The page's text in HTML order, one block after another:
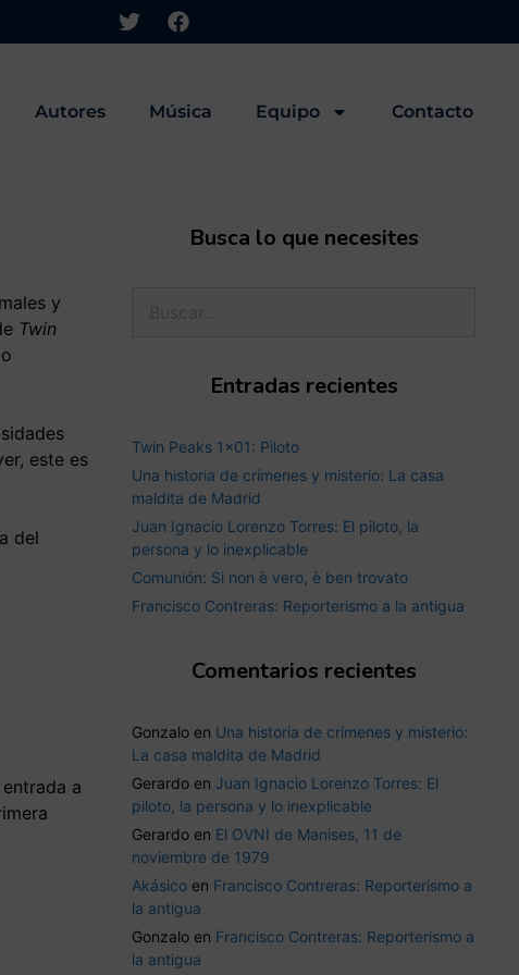
Autores Música Equipo Contacto
y
Twin
este es
del
a
Busca lo que necesites
Entradas recientes
Twin Peaks 1×01: Piloto
Una historia de crímenes y misterio: La casa
maldita de Madrid
Juan Ignacio Lorenzo Torres: El piloto, la
persona y lo inexplicable
Comunión: Si non è vero, è ben trovato
Francisco Contreras: Reporterismo a la antigua
Comentarios recientes
Gonzalo en Una historia de crímenes y misterio:
La casa maldita de Madrid
Gerardo en Juan Ignacio Lorenzo Torres: El
piloto, la persona y lo inexplicable
Gerardo en El OVNI de Manises, 11 de
noviembre de 1979
Akásico en Francisco Contreras: Reporterismo a
la antigua
Gonzalo en Francisco Contreras: Reporterismo a
la antigua